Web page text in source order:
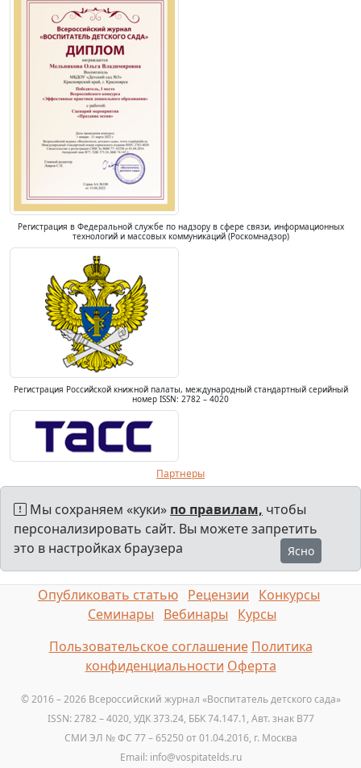
Регистрация в Федеральной службе по надзору в сфере связи, информационных
технологий и массовых коммуникаций (Роскомнадзор)
Регистрация Российской книжной палаты, международный стандартный серийный
номер ISSN: 2782 – 4020
Партнеры
Мы сохраняем «куки» по правилам, чтобы
персонализировать сайт. Вы можете запретить
это в настройках браузера
Ясно
Опубликовать статью Рецензии
Конкурсы
Семинары
Вебинары
Курсы
Пользовательское соглашение Политика
конфиденциальности Оферта
© 2016 – 2026 Всероссийский журнал «Воспитатель детского сада»
ISSN: 2782 – 4020, УДК 373.24, ББК 74.147.1, Авт. знак B77
СМИ ЭЛ № ФС 77 – 65250 от 01.04.2016, г. Москва
Email: info@vospitatelds.ru